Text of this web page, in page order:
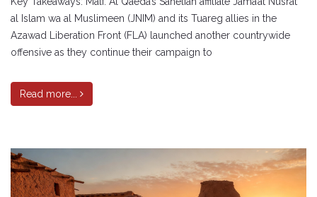
al Islam wa al Muslimeen (JNIM) and its Tuareg allies in the
Azawad Liberation Front (FLA) launched another countrywide
offensive as they continue their campaign to
Read more...